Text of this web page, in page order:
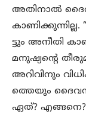
അതിനാൽ
ട്ടും അനീതി
മനുഷ്യന്റെ
അറിവിനും
ത്തെയും
ഏത്? എങ്ങനെ?